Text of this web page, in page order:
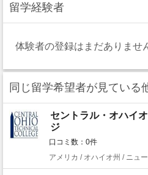
留学経験者
体験者の登録はまだありませ
同じ留学希望者が見ている
セントラル・オハイ
ジ
口コミ数：0件
アメリカ / オハイオ州 / ニュ